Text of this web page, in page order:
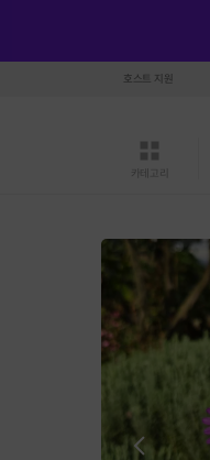
호스트 지원
카테고리